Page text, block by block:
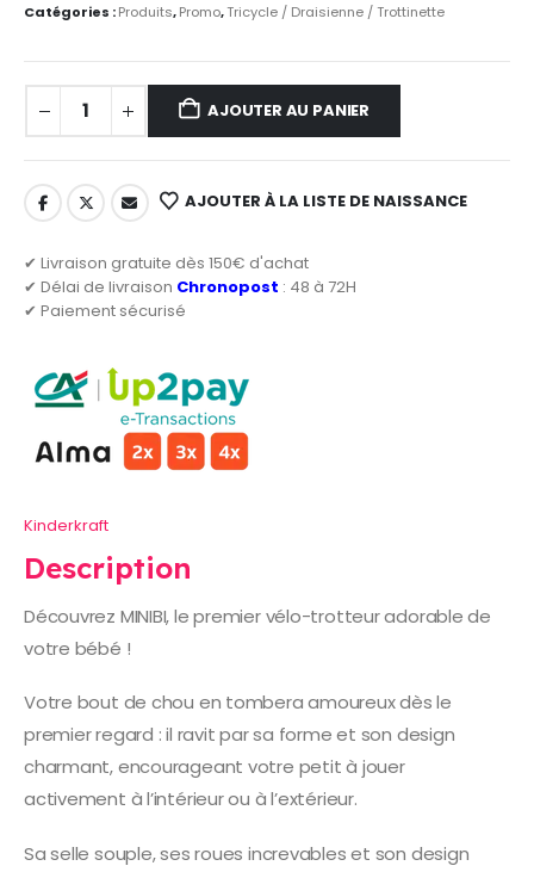
Catégories :Produits,Promo,Tricycle / Draisienne / Trottinette
AJOUTER AU PANIER
AJOUTER À LA LISTE DE NAISSANCE
✔ Livraison gratuite dès 150€ d'achat
✔ Délai de livraison Chronopost : 48 à 72H
✔ Paiement sécurisé
Kinderkraft
Description
Découvrez MINIBI, le premier vélo-trotteur adorable de
votre bébé !
Votre bout de chou en tombera amoureux dès le
premier regard : il ravit par sa forme et son design
charmant, encourageant votre petit à jouer
activement à l’intérieur ou à l’extérieur.
Sa selle souple, ses roues increvables et son design